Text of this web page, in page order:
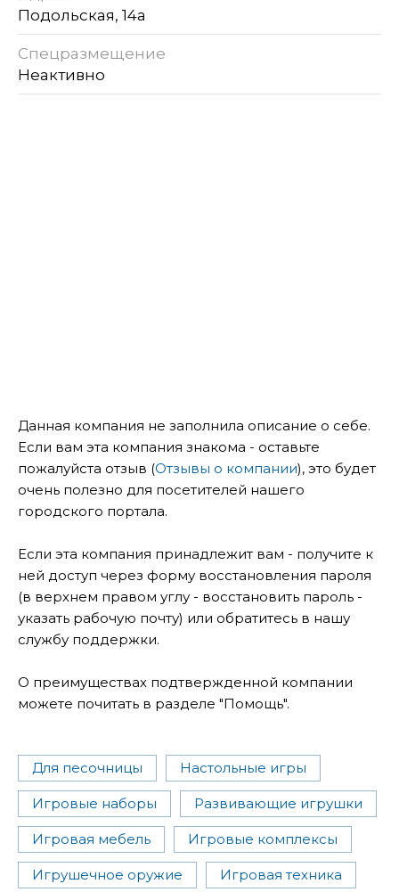
Подольская, 14а
Спецразмещение
Неактивно
Данная компания не заполнила описание о себе.
Если вам эта компания знакома - оставьте
пожалуйста отзыв (Отзывы о компании), это будет
очень полезно для посетителей нашего
городского портала.
Если эта компания принадлежит вам - получите к
ней доступ через форму восстановления пароля
(в верхнем правом углу - восстановить пароль -
указать рабочую почту) или обратитесь в нашу
службу поддержки.
О преимуществах подтвержденной компании
можете почитать в разделе "Помощь".
Для песочницы Настольные игры
Игровые наборы Развивающие игрушки
Игровая мебель Игровые комплексы
Игрушечное оружие Игровая техника